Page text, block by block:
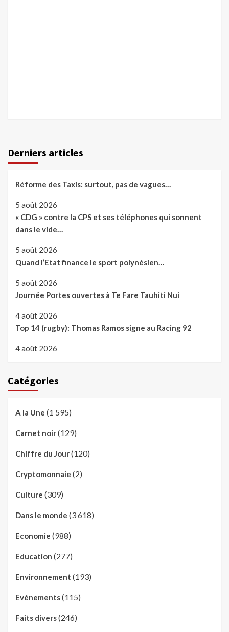
Derniers articles
Réforme des Taxis: surtout, pas de vagues…
5 août 2026
« CDG » contre la CPS et ses téléphones qui sonnent
dans le vide…
5 août 2026
Quand l’Etat finance le sport polynésien…
5 août 2026
Journée Portes ouvertes à Te Fare Tauhiti Nui
4 août 2026
Top 14 (rugby): Thomas Ramos signe au Racing 92
4 août 2026
Catégories
A la Une (1 595)
Carnet noir(129)
Chiffre du Jour(120)
Cryptomonnaie (2)
Culture (309)
Dans le monde (3 618)
Economie (988)
Education (277)
Environnement (193)
Evénements(115)
Faits divers(246)